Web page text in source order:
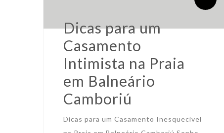
Dicas para um
Casamento
Intimista na Praia
em Balneário
Camboriú
Dicas para um Casamento Inesquecível